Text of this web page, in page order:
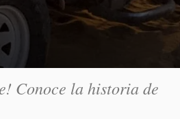
Conoce la historia de